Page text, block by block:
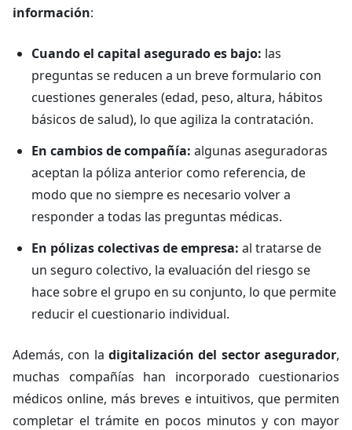
información:
Cuando el capital asegurado es bajo: las
preguntas se reducen a un breve formulario con
cuestiones generales (edad, peso, altura, hábitos
básicos de salud), lo que agiliza la contratación.
En cambios de compañía: algunas aseguradoras
aceptan la póliza anterior como referencia, de
modo que no siempre es necesario volver a
responder a todas las preguntas médicas.
En pólizas colectivas de empresa: al tratarse de
un seguro colectivo, la evaluación del riesgo se
hace sobre el grupo en su conjunto, lo que permite
reducir el cuestionario individual.
Además, con la digitalización del sector asegurador,
muchas compañías han incorporado cuestionarios
médicos online, más breves e intuitivos, que permiten
completar el trámite en pocos minutos y con mayor